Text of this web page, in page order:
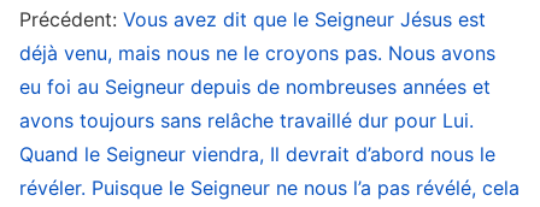
tempérament ? À l’ère actuelle, y a-t-il encore un
homme juste aux yeux de Dieu ? Y a-t-il encore
un homme parfait aux yeux de Dieu ? Est-ce une
ère où le comportement de toute chair sur la
terre est corrompu aux yeux de Dieu ? De nos
Précédent: Vous avez dit que le Seigneur Jésus est
déjà venu, mais nous ne le croyons pas. Nous avons
eu foi au Seigneur depuis de nombreuses années et
avons toujours sans relâche travaillé dur pour Lui.
Quand le Seigneur viendra, Il devrait d’abord nous le
révéler. Puisque le Seigneur ne nous l’a pas révélé, cela